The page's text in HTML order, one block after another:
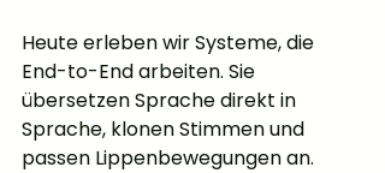
Heute erleben wir Systeme, die
End-to-End arbeiten. Sie
übersetzen Sprache direkt in
Sprache, klonen Stimmen und
passen Lippenbewegungen an.